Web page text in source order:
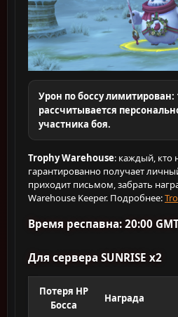
Урон по боссу лимитирован:
рассчитывается
участника боя.
Trophy Warehouse: каждый, кто
гарантированно получает
приходит письмом, забрать
Warehouse Keeper. Подробнее:
Время респавна: 20:00
Для сервера SUNRISE x2
Потеря HP
Босса
Награда